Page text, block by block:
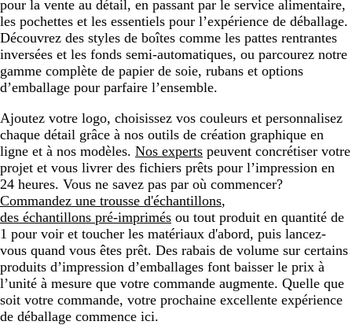
pour la vente au détail, en passant par le service alimentaire,
les pochettes et les essentiels pour l’expérience de déballage.
Découvrez des styles de boîtes comme les pattes rentrantes
inversées et les fonds semi-automatiques, ou parcourez notre
gamme complète de papier de soie, rubans et options
d’emballage pour parfaire l’ensemble.
Ajoutez votre logo, choisissez vos couleurs et personnalisez
chaque détail grâce à nos outils de création graphique en
ligne et à nos modèles. Nos experts peuvent concrétiser votre
projet et vous livrer des fichiers prêts pour l’impression en
24 heures. Vous ne savez pas par où commencer?
Commandez une trousse d'échantillons,
des échantillons pré-imprimés ou tout produit en quantité de
1 pour voir et toucher les matériaux d'abord, puis lancez-
vous quand vous êtes prêt. Des rabais de volume sur certains
produits d’impression d’emballages font baisser le prix à
l’unité à mesure que votre commande augmente. Quelle que
soit votre commande, votre prochaine excellente expérience
de déballage commence ici.